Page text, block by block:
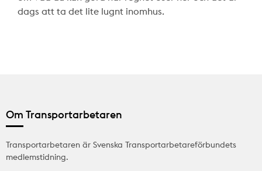
dags att ta det lite lugnt inomhus.
Om Transportarbetaren
Transportarbetaren är Svenska Transportarbetareförbundets
medlemstidning.